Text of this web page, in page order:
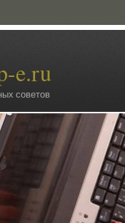
e.ru
советов